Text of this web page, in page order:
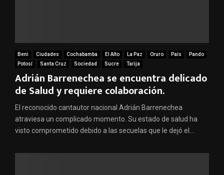
Beni Ciudades Cochabamba El Alto La Paz Oruro País
Pando
Potosí
Santa Cruz Sociedad Sucre Tarija
Adrián Barrenechea se encuentra delicado
de Salud y requiere colaboración.
El reconocido cantautor nacional Adrián Barrenechea
atraviesa un complicado momento. Su estado de salud ha
visto comprometido debido a las secuelas que le dejó el...